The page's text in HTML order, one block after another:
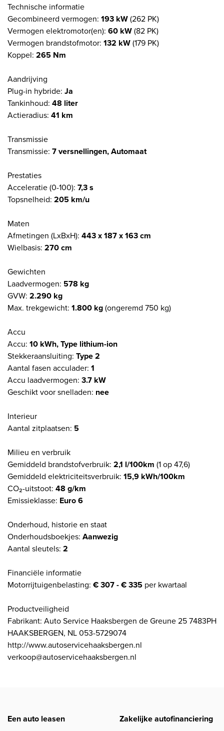
Technische informatie
Gecombineerd vermogen: 193 kW(262 PK)
Vermogen elektromotor(en): 60 kW(82 PK)
Vermogen brandstofmotor: 132 kW(179 PK)
Koppel: 265 Nm
Aandrijving
Plug-in hybride: Ja
Tankinhoud: 48 liter
Actieradius: 41 km
Transmissie
Transmissie: 7 versnellingen, Automaat
Prestaties
Acceleratie (0-100): 7,3 s
Topsnelheid: 205 km/u
Maten
Afmetingen (LxBxH): 443 x 187 x 163 cm
Wielbasis: 270 cm
Gewichten
Laadvermogen: 578 kg
GVW: 2.290 kg
Max. trekgewicht: 1.800 kg(ongeremd 750 kg)
Accu
Accu: 10 kWh, Type lithium-ion
Stekkeraansluiting: Type 2
Aantal fasen acculader: 1
Accu laadvermogen: 3.7 kW
Geschikt voor snelladen: nee
Interieur
Aantal zitplaatsen: 5
Milieu en verbruik
Gemiddeld brandstofverbruik: 2,1 l/100km (1 op 47,6)
Gemiddeld elektriciteitsverbruik: 15,9 kWh/100km
CO₂-uitstoot: 48 g/km
Emissieklasse: Euro 6
Onderhoud, historie en staat
Onderhoudsboekjes: Aanwezig
Aantal sleutels: 2
Financiële informatie
Motorrijtuigenbelasting: € 307 - € 335 per kwartaal
Productveiligheid
Fabrikant: Auto Service Haaksbergen de Greune 25 7483PH
HAAKSBERGEN, NL 053-5729074
http://www.autoservicehaaksbergen.nl
verkoop@autoservicehaaksbergen.nl
Een auto leasen Zakelijke autofinanciering